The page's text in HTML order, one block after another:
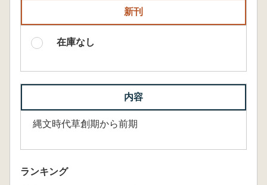
新刊
在庫なし
内容
縄文時代草創期から前期
ランキング